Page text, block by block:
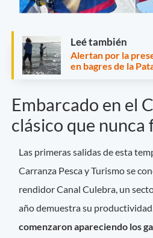
Leé también
Alertan por la
en bagres de la
Embarcado en el
clásico que nunca
Las primeras salidas de esta
Carranza Pesca y Turismo se
rendidor Canal Culebra, un
año demuestra su
comenzaron apareciendo los